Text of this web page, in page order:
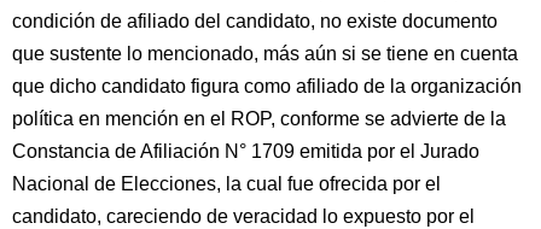
condición de afiliado del candidato, no existe documento
que sustente lo mencionado, más aún si se tiene en cuenta
que dicho candidato figura como afiliado de la organización
política en mención en el ROP, conforme se advierte de la
Constancia de Afiliación N° 1709 emitida por el Jurado
Nacional de Elecciones, la cual fue ofrecida por el
candidato, careciendo de veracidad lo expuesto por el